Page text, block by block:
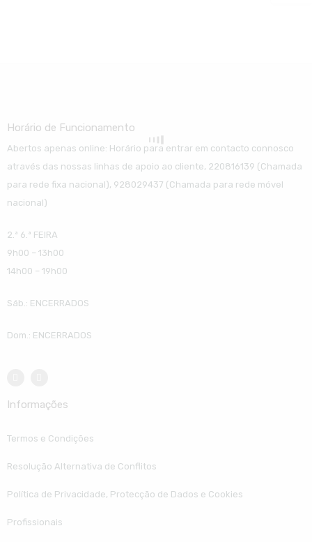
Horário de Funcionamento
Abertos apenas online: Horário para entrar em contacto connosco
através das nossas linhas de apoio ao cliente, 220816139 (Chamada
para rede fixa nacional), 928029437 (Chamada para rede móvel
nacional)
2.ª 6.ª FEIRA
9h00 – 13h00
14h00 – 19h00
Sáb.: ENCERRADOS
Dom.: ENCERRADOS
Informações
Termos e Condições
Resolução Alternativa de Conflitos
Política de Privacidade, Protecção de Dados e Cookies
Profissionais